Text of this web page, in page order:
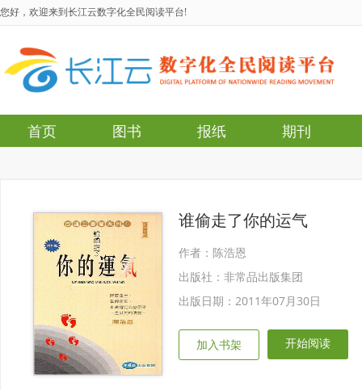
您好，欢迎来到长江云数字化全民阅读平台!
首页 图书 报纸 期刊
谁偷走了你的运气
作者：陈浩恩
出版社：非常品出版集团
出版日期：2011年07月30日
加入书架 开始阅读